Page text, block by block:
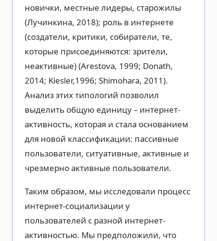
новички, местные лидеры, старожилы
(Лучинкина, 2018); роль в интернете
(создатели, критики, собиратели, те,
которые присоединяются: зрители,
неактивные) (Arestova, 1999; Donath,
2014; Kiesler,1996; Shimohara, 2011).
Анализ этих типологий позволил
выделить общую единицу – интернет-
активность, которая и стала основанием
для новой классификации: пассивные
пользователи, ситуативные, активные и
чрезмерно активные пользователи.
Таким образом, мы исследовали процесс
интернет-социализации у
пользователей с разной интернет-
активностью. Мы предположили, что